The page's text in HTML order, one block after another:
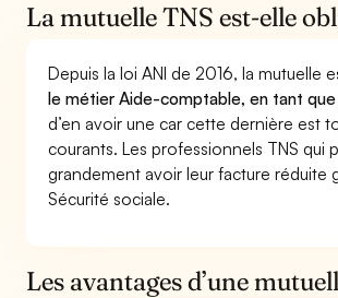
La mutuelle TNS est-elle
Depuis la loi ANI de 2016, la mutuelle
le métier Aide-comptable, en tant
d’en avoir une car cette dernière est
courants. Les professionnels TNS
grandement avoir leur facture réduite
Sécurité sociale.
Les avantages d’une